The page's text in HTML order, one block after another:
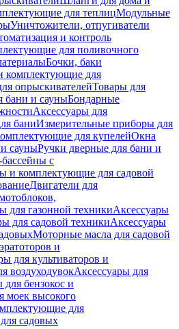
для теплицМодульные
Уничтожители, отпугиватели
и контроль
для поливочного
Бочки, баки
комплектующие для
опрыскивателейТовары для
бани и сауныБондарные
Аксессуары для
баниИзмерительные приборы для
для купелейОкна
сауныРучки дверные для бани и
с
и комплектующие для садовой
Двигатели для
для газонной техникиАксессуары
для садовой техникиАксессуары
Моторные масла для садовой
и
для культиваторов и
воздуходувокАксессуары для
для бензокос и
моек высокого
для
садовых